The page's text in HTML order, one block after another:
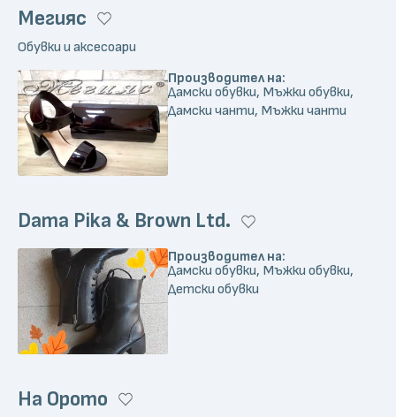
Мегияс
Обувки и аксесоари
Производител на:
Дамски обувки, Мъжки обувки,
Дамски чанти, Мъжки чанти
Dama Pika & Brown Ltd.
Производител на:
Дамски обувки, Мъжки обувки,
Детски обувки
На Орото